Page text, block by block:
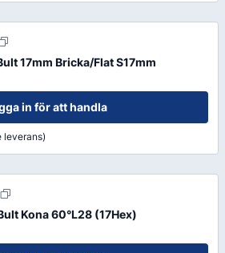
17mm Bricka/Flat S17mm
in för att handla
leverans)
Kona 60°L28 (17Hex)